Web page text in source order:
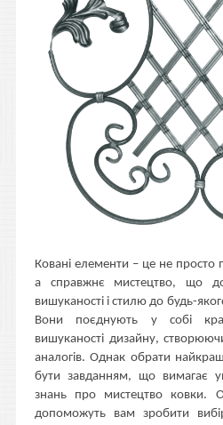
Ковані елементи – це не
а справжнє мистецтво, що
вишуканості і стилю до будь-
Вони поєднують у собі
вишуканості дизайну,
аналогів. Однак обрати
бути завданням, що вимагає
знань про мистецтво ковки.
допоможуть вам зробити